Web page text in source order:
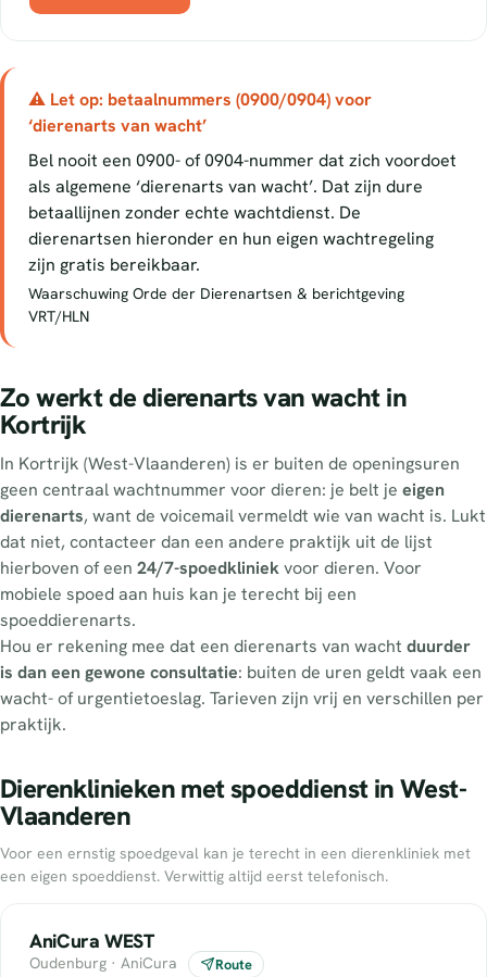
⚠ Let op: betaalnummers (0900/0904) voor
‘dierenarts van wacht’
Bel nooit een 0900- of 0904-nummer dat zich voordoet
als algemene ‘dierenarts van wacht’. Dat zijn dure
betaallijnen zonder echte wachtdienst. De
dierenartsen hieronder en hun eigen wachtregeling
zijn gratis bereikbaar.
Waarschuwing Orde der Dierenartsen & berichtgeving
VRT/HLN
Zo werkt de dierenarts van wacht in
Kortrijk
In Kortrijk (West-Vlaanderen) is er buiten de openingsuren
geen centraal wachtnummer voor dieren: je belt je eigen
dierenarts, want de voicemail vermeldt wie van wacht is. Lukt
dat niet, contacteer dan een andere praktijk uit de lijst
hierboven of een 24/7-spoedkliniekvoor dieren. Voor
mobiele spoed aan huis kan je terecht bij een
spoeddierenarts.
Hou er rekening mee dat een dierenarts van wacht duurder
is dan een gewone consultatie: buiten de uren geldt vaak een
wacht- of urgentietoeslag. Tarieven zijn vrij en verschillen per
praktijk.
Dierenklinieken met spoeddienst in West-
Vlaanderen
Voor een ernstig spoedgeval kan je terecht in een dierenkliniek met
een eigen spoeddienst. Verwittig altijd eerst telefonisch.
AniCura WEST
Oudenburg · AniCura Route